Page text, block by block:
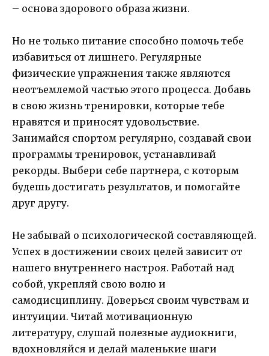
– основа здорового образа жизни.
Но не только питание способно помочь тебе
избавиться от лишнего. Регулярные
физические упражнения также являются
неотъемлемой частью этого процесса. Добавь
в свою жизнь тренировки, которые тебе
нравятся и приносят удовольствие.
Занимайся спортом регулярно, создавай свои
программы тренировок, устанавливай
рекорды. Выбери себе партнера, с которым
будешь достигать результатов, и помогайте
друг другу.
Не забывай о психологической составляющей.
Успех в достижении своих целей зависит от
нашего внутреннего настроя. Работай над
собой, укрепляй свою волю и
самодисциплину. Доверься своим чувствам и
интуиции. Читай мотивационную
литературу, слушай полезные аудиокниги,
вдохновляйся и делай маленькие шаги